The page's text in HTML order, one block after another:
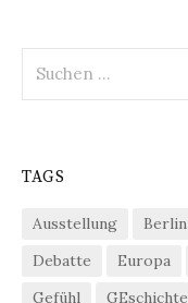
nach:
TAGS
Ausstellung Berlin
Debatte
Europa
Gefühl
GEschichte